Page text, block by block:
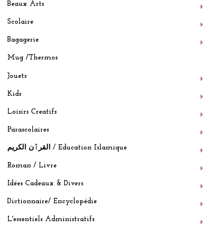
Beaux Arts
Scolaire
Bagagerie
Mug /Thermos
Jouets
Kids
Loisirs Creatifs
Parascolaires
القرٱن الكريم / Education Islamique
Roman / Livre
Idées Cadeaux & Divers
Dictionnaire/ Encyclopédie
L'essentiels Administratifs